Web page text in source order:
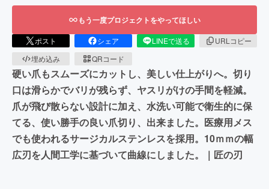
もう一度プロジェクトをやってほしい
ポスト シェア LINEで送る
URLコピー
埋め込み
QRコード
硬い爪もスムーズにカットし、美しい仕上がりへ。切り
口は滑らかでバリが残らず、ヤスリがけの手間を軽減。
爪が飛び散らない設計に加え、水洗い可能で衛生的に保
てる、使い勝手の良い爪切り、出来ました。医療用メス
でも使われるサージカルステンレスを採用。10ｍｍの幅
広刃を人間工学に基づいて曲線にしました。｜匠の刃